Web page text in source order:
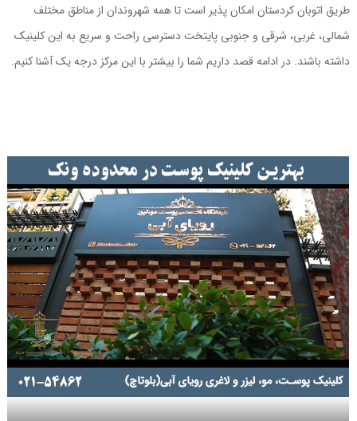
طریق اتوبان کردستان امکان پذیر است تا همه شهروندان از مناطق مختلف
شمالی، غربی، شرقی و جنوبی پایتخت دسترسی راحت و سریع به این کلینیک
داشته باشند. در ادامه قصد داریم شما را بیشتر با این مرکز درجه یک آشنا کنیم.